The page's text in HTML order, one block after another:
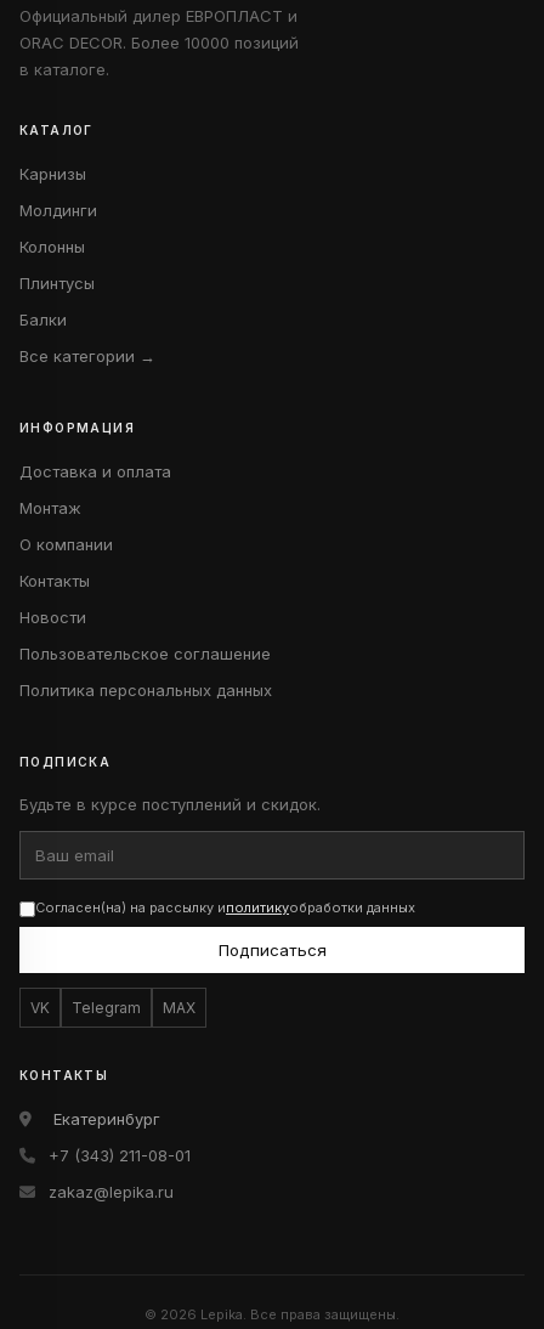
Официальный дилер ЕВРОПЛАСТ и
ORAC DECOR. Более 10000 позиций
в каталоге.
КАТАЛОГ
Карнизы
Молдинги
Колонны
Плинтусы
Балки
Все категории →
ИНФОРМАЦИЯ
Доставка и оплата
Монтаж
О компании
Контакты
Новости
Пользовательское соглашение
Политика персональных данных
ПОДПИСКА
Будьте в курсе поступлений и скидок.
Согласен(на) на рассылку иполитикуобработки данных
Подписаться
VK Telegram MAX
КОНТАКТЫ
Екатеринбург
+7 (343) 211-08-01
zakaz@lepika.ru
© 2026 Lepika. Все права защищены.